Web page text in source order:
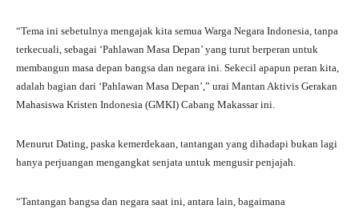
“Tema ini sebetulnya mengajak kita semua Warga Negara Indonesia, tanpa
terkecuali, sebagai ‘Pahlawan Masa Depan’ yang turut berperan untuk
membangun masa depan bangsa dan negara ini. Sekecil apapun peran kita,
adalah bagian dari ‘Pahlawan Masa Depan’,” urai Mantan Aktivis Gerakan
Mahasiswa Kristen Indonesia (GMKI) Cabang Makassar ini.
Menurut Dating, paska kemerdekaan, tantangan yang dihadapi bukan lagi
hanya perjuangan mengangkat senjata untuk mengusir penjajah.
“Tantangan bangsa dan negara saat ini, antara lain, bagaimana